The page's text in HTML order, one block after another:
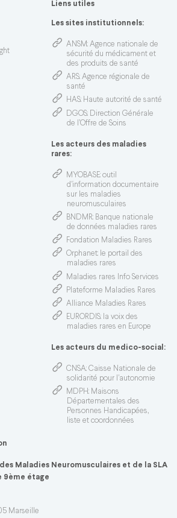
Liens utiles
Les sites institutionnels:
ANSM: Agence nationale de
sécurité du médicament et
des produits de santé
ARS: Agence régionale de
santé
HAS: Haute autorité de santé
DGOS: Direction Générale
de l’Offre de Soins
Les acteurs des maladies
rares:
MYOBASE: outil
d'information documentaire
sur les maladies
neuromusculaires
BNDMR: Banque nationale
de données maladies rares
Fondation Maladies Rares
Orphanet: le portail des
maladies rares
Maladies rares Info Services
Plateforme Maladies Rares
Alliance Maladies Rares
EURORDIS: la voix des
maladies rares en Europe
Les acteurs du medico-social:
CNSA: Caisse Nationale de
solidarité pour l'autonomie
MDPH: Maisons
Départementales des
Personnes Handicapées,
liste et coordonnées
Maladies Neuromusculaires et de la SLA
9ème étage
Marseille